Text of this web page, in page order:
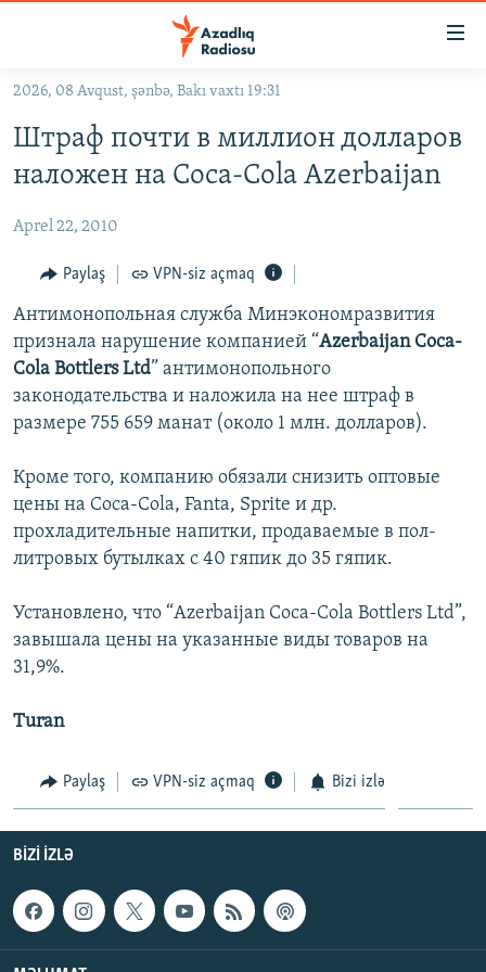
Əsas
qayıt
Əsas
qayıt
#İZAHLA
#ƏSLINDƏ
FƏRQƏ BAX
QANUNI DOĞRU
ARAŞDIRMA
MULTIMEDIA
VIDEO
İNFOQRAFIKA
KARIKATURA
RADIO ARXIV
AZƏRBAYCAN ƏDƏBIYYATI KITABXANASI
İSLAM VƏ DEMOKRATIYA
HAQQIMIZDA
MISSIYAMIZ
PEŞƏ ETIKASI VƏ JURNALISTIKA STANDARTLARIMIZ
AZADLIQRADIOSU MOBIL TELEFONUNUZDA
BIZIMLƏ ƏLAQƏ
BIZI IZLƏ
RFE/RL-in bütün saytları
2026, 08 Avqust, şənbə, Bakı vaxtı 19:31
Штраф почти в миллион долларов
наложен на Coca-Cola Azerbaijan
Aprel 22, 2010
Paylaş VPN-siz açmaq
Антимонопольная служба Минэкономразвития
признала нарушение компанией “Azerbaijan Coca-
Cola Bottlers Ltd” антимонопольного
законодательства и наложила на нее штраф в
размере 755 659 манат (около 1 млн. долларов).
Кроме того, компанию обязали снизить оптовые
цены на Coca-Cola, Fanta, Sprite и др.
прохладительные напитки, продаваемые в пол-
литровых бутылках с 40 гяпик до 35 гяпик.
Установлено, что “Azerbaijan Coca-Cola Bottlers Ltd”,
завышала цены на указанные виды товаров на
31,9%.
Turan
Paylaş VPN-siz açmaq Bizi izlə
BIZI IZLƏ